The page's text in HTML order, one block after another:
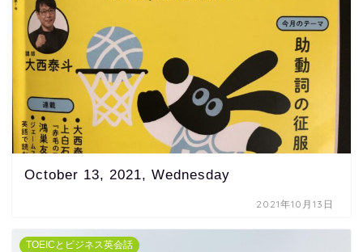
October 13, 2021, Wednesday
2021年10月13日
TOEICとビジネス英会話